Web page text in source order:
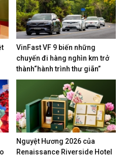
VinFast VF 9 biến những
chuyến đi hàng nghìn km trở
thành“hành trình thư giãn”
Nguyệt Hương 2026 của
Renaissance Riverside Hotel